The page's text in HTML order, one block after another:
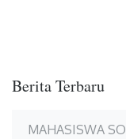
Berita Terbaru
MAHASISWA